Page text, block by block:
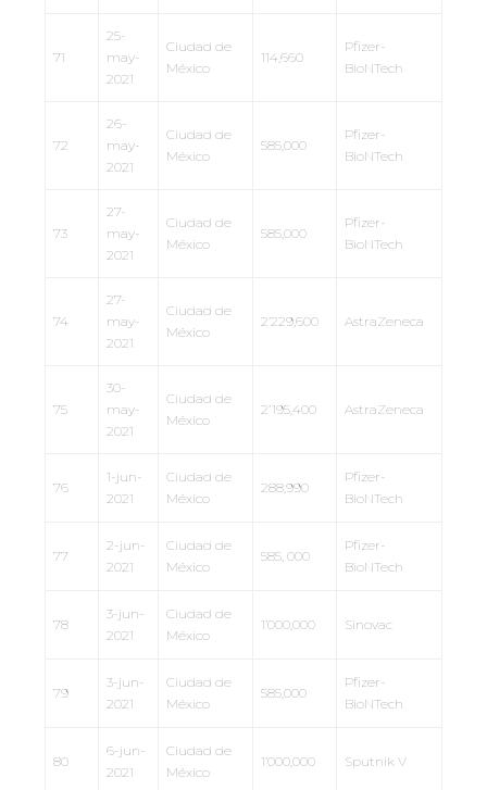
71
25-
may-
2021
Ciudad de
México
114,660
Pfizer-
BioNTech
72
26-
may-
2021
Ciudad de
México
585,000
Pfizer-
BioNTech
73
27-
may-
2021
Ciudad de
México
585,000
Pfizer-
BioNTech
74
27-
may-
2021
Ciudad de
México
2’229,600 AstraZeneca
75
30-
may-
2021
Ciudad de
México
2’195,400 AstraZeneca
76
1-jun-
2021
Ciudad de
México
288,990
Pfizer-
BioNTech
77
2-jun-
2021
Ciudad de
México
585, 000
Pfizer-
BioNTech
78
3-jun-
2021
Ciudad de
México
1’000,000 Sinovac
79
3-jun-
2021
Ciudad de
México
585,000
Pfizer-
BioNTech
80
6-jun-
2021
Ciudad de
México
1’000,000 Sputnik V